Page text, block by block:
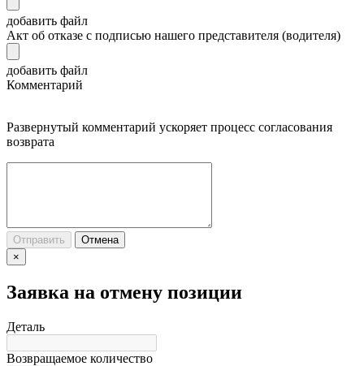
добавить файл
Акт об отказе с подписью нашего представителя (водителя)
добавить файл
Комментарий
Развернутый комментарий ускоряет процесс согласования
возврата
Отправить
Отмена
×
Заявка на отмену позиции
Деталь
Возвращаемое количество